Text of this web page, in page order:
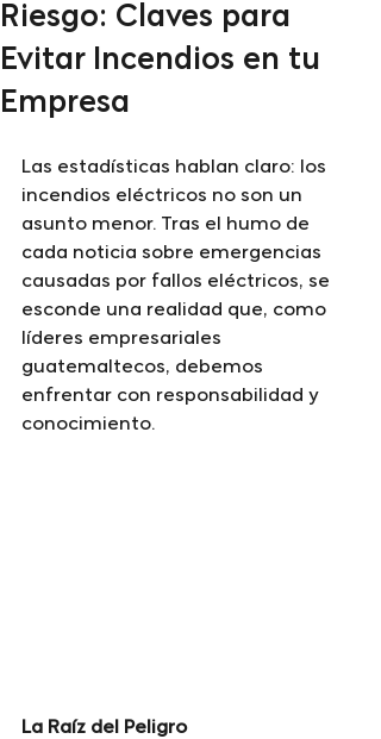
Riesgo: Claves para
Evitar Incendios en tu
Empresa
Las estadísticas hablan claro: los
incendios eléctricos no son un
asunto menor. Tras el humo de
cada noticia sobre emergencias
causadas por fallos eléctricos, se
esconde una realidad que, como
líderes empresariales
guatemaltecos, debemos
enfrentar con responsabilidad y
conocimiento.
La Raíz del Peligro